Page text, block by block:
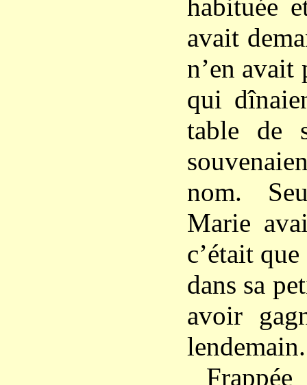
habituée
avait
n’en avait
qui
table de
nom.
Marie
c’était
dans sa
avoir
lendemain.